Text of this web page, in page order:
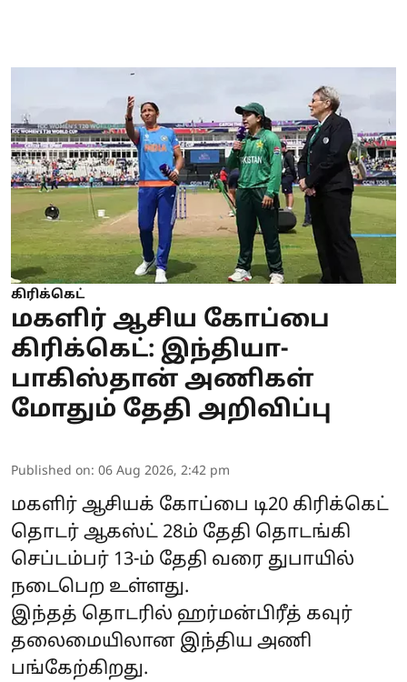
கிரிக்கெட்
மகளிர் ஆசிய கோப்பை
கிரிக்கெட்: இந்தியா-
பாகிஸ்தான் அணிகள்
மோதும் தேதி அறிவிப்பு
Published on: 06 Aug 2026, 2:42 pm
மகளிர் ஆசியக் கோப்பை டி20 கிரிக்கெட்
தொடர் ஆகஸ்ட் 28ம் தேதி தொடங்கி
செப்டம்பர் 13-ம் தேதி வரை துபாயில்
நடைபெற உள்ளது.
இந்தத் தொடரில் ஹர்மன்பிரீத் கவுர்
தலைமையிலான இந்திய அணி
பங்கேற்கிறது.